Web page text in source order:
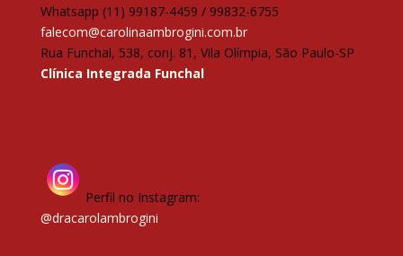
Whatsapp (11) 99187-4459 / 99832-6755
falecom@carolinaambrogini.com.br
Rua Funchal, 538, conj. 81, Vila Olímpia, São Paulo-SP
Clínica Integrada Funchal
Perfil no Instagram:
@dracarolambrogini